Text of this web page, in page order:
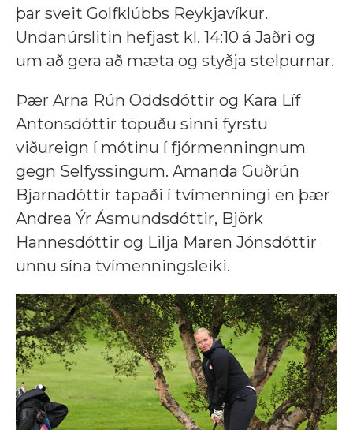
þar sveit Golfklúbbs Reykjavíkur.
Undanúrslitin hefjast kl. 14:10 á Jaðri og
um að gera að mæta og styðja stelpurnar.
Þær Arna Rún Oddsdóttir og Kara Líf
Antonsdóttir töpuðu sinni fyrstu
viðureign í mótinu í fjórmenningnum
gegn Selfyssingum. Amanda Guðrún
Bjarnadóttir tapaði í tvímenningi en þær
Andrea Ýr Ásmundsdóttir, Björk
Hannesdóttir og Lilja Maren Jónsdóttir
unnu sína tvímenningsleiki.